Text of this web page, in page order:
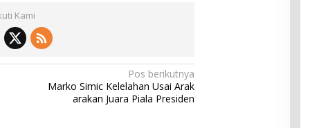
Kami
Pos berikutnya
Marko Simic Kelelahan Usai Arak
arakan Juara Piala Presiden